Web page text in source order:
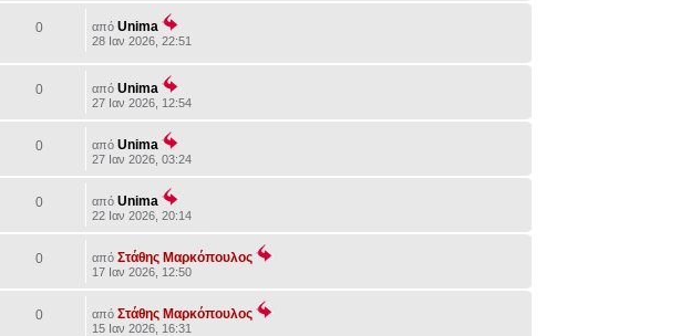
0 απόUnima
28 Ιαν 2026, 22:51
0 απόUnima
27 Ιαν 2026, 12:54
0 απόUnima
27 Ιαν 2026, 03:24
0 απόUnima
22 Ιαν 2026, 20:14
0 απόΣτάθης Μαρκόπουλος
17 Ιαν 2026, 12:50
0 απόΣτάθης Μαρκόπουλος
15 Ιαν 2026, 16:31